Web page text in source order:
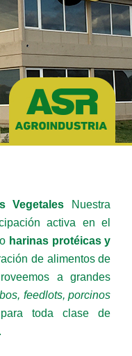
Vegetales Nuestra
activa en el
harinas protéicas y
de alimentos de
a grandes
feedlots, porcinos
toda clase de